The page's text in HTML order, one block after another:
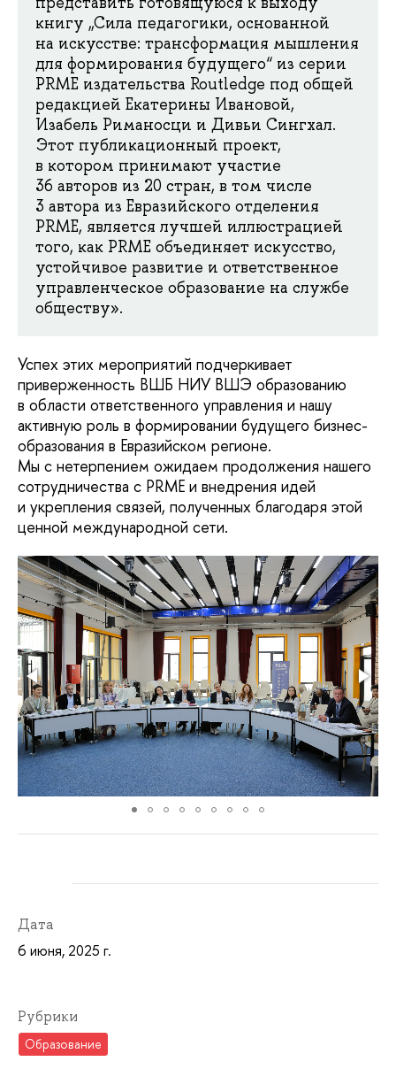
книгу „Сила педагогики, основанной
на искусстве: трансформация мышления
для формирования будущего“ из серии
PRME издательства Routledge под общей
редакцией Екатерины Ивановой,
Изабель Риманосци и Дивьи Сингхал.
Этот публикационный проект,
в котором принимают участие
36 авторов из 20 стран, в том числе
3 автора из Евразийского отделения
PRME, является лучшей иллюстрацией
того, как PRME объединяет искусство,
устойчивое развитие и ответственное
управленческое образование на службе
обществу».
Успех этих мероприятий подчеркивает
приверженность ВШБ НИУ ВШЭ образованию
в области ответственного управления и нашу
активную роль в формировании будущего бизнес-
образования в Евразийском регионе.
Мы с нетерпением ожидаем продолжения нашего
сотрудничества с PRME и внедрения идей
и укрепления связей, полученных благодаря этой
ценной международной сети.
Дата
6 июня, 2025 г.
Рубрики
Образование